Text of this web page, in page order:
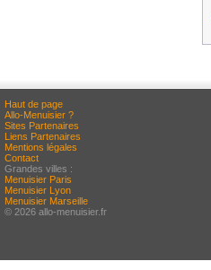
Haut de page
Allo-Menuisier ?
Sites Partenaires
Liens Partenaires
Mentions légales
Contact
Grandes villes :
Menuisier Paris
Menuisier Lyon
Menuisier Marseille
© 2026 allo-menuisier.fr